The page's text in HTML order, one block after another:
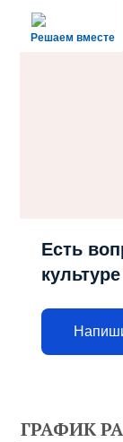
Решаем вместе
Есть
ГРАФИК